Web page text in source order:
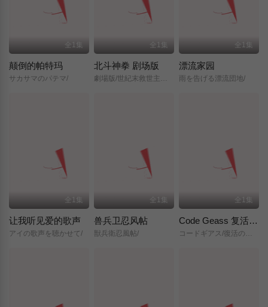
全1集
颠倒的帕特玛
サカサマのパテマ/
全1集
北斗神拳 剧场版
劇場版/世紀末救世主伝説/北斗の拳/
全1集
漂流家园
雨を告げる漂流団地/
全1集
让我听见爱的歌声
アイの歌声を聴かせて/
全1集
兽兵卫忍风帖
獣兵衛忍風帖/
全1集
Code Geass 复活的鲁路修
コードギアス/復活のルルーシュ/